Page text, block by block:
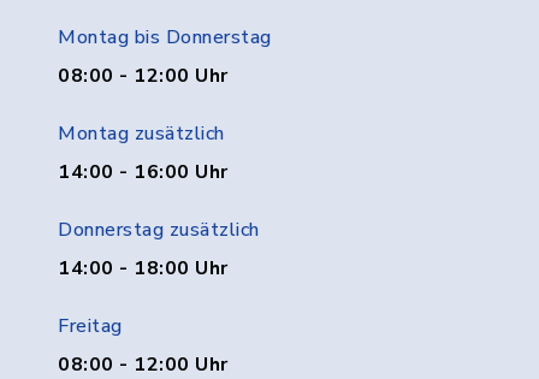
Montag bis Donnerstag
08:00 - 12:00 Uhr
Montag zusätzlich
14:00 - 16:00 Uhr
Donnerstag zusätzlich
14:00 - 18:00 Uhr
Freitag
08:00 - 12:00 Uhr